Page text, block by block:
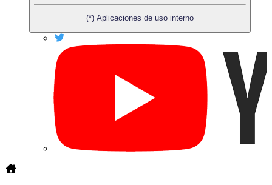
(*) Aplicaciones de uso interno